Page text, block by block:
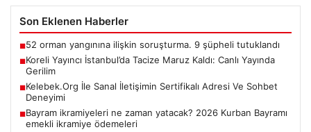
Son Eklenen Haberler
■52 orman yangınına ilişkin soruşturma. 9 şüpheli tutuklandı
■Koreli Yayıncı İstanbul’da Tacize Maruz Kaldı: Canlı Yayında
Gerilim
■Kelebek.Org İle Sanal İletişimin Sertifikalı Adresi Ve Sohbet
Deneyimi
■Bayram ikramiyeleri ne zaman yatacak? 2026 Kurban Bayramı
emekli ikramiye ödemeleri